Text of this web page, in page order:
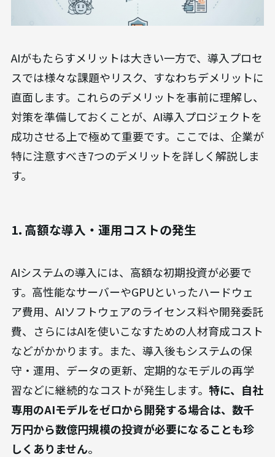
AIがもたらすメリットは大きい一方で、導入プロセ
スでは様々な課題やリスク、すなわちデメリットに
直面します。これらのデメリットを事前に理解し、
対策を準備しておくことが、AI導入プロジェクトを
成功させる上で極めて重要です。ここでは、企業が
特に注意すべき7つのデメリットを詳しく解説しま
す。
1. 高額な導入・運用コストの発生
AIシステムの導入には、高額な初期投資が必要で
す。高性能なサーバーやGPUといったハードウェ
ア費用、AIソフトウェアのライセンス料や開発委託
費、さらにはAIを使いこなすための人材育成コスト
などがかかります。また、導入後もシステムの保
守・運用、データの更新、定期的なモデルの再学
習などに継続的なコストが発生します。 特に、自社
専用のAIモデルをゼロから開発する場合は、数千
万円から数億円規模の投資が必要になることも珍
しくありません。